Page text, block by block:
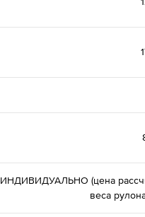
ИНДИВИДУАЛЬНО (цена
веса